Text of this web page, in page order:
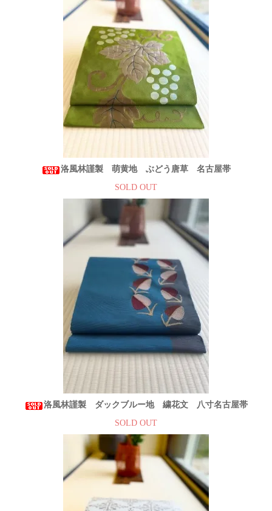
洛風林謹製 萌黄地 ぶどう唐草 名古屋帯
SOLD OUT
洛風林謹製 ダックブルー地 繍花文 八寸名古屋帯
SOLD OUT